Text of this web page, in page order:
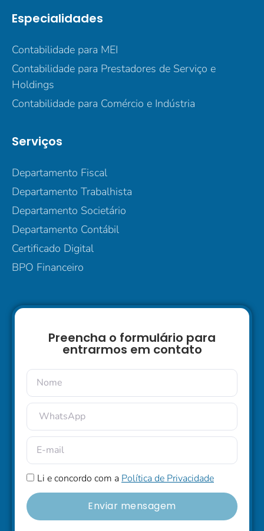
Especialidades
Contabilidade para MEI
Contabilidade para Prestadores de Serviço e
Holdings
Contabilidade para Comércio e Indústria
Serviços
Departamento Fiscal
Departamento Trabalhista
Departamento Societário
Departamento Contábil
Certificado Digital
BPO Financeiro
Preencha o formulário para
entrarmos em contato
Li e concordo com a Política de Privacidade
Enviar mensagem